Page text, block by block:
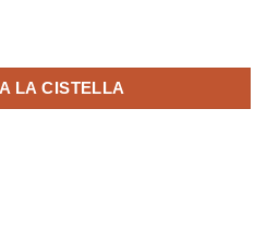
amb gomes
LA CISTELLA